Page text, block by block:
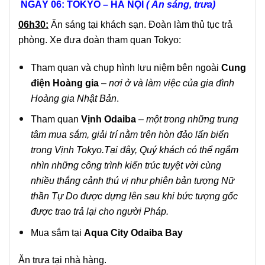
NGÀY 06: TOKYO – HÀ NỘI ( Ăn sáng, trưa)
06h30: Ăn sáng tại khách sạn. Đoàn làm thủ tục trả
phòng. Xe đưa đoàn tham quan Tokyo:
Tham quan và chụp hình lưu niệm bên ngoài Cung
điện Hoàng gia – nơi ở và làm việc của gia đình
Hoàng gia Nhật Bản.
Tham quan Vịnh Odaiba – một trong những trung
tâm mua sắm, giải trí nằm trên hòn đảo lấn biển
trong Vịnh Tokyo.Tại đây, Quý khách có thể ngắm
nhìn những công trình kiến trúc tuyệt vời cùng
nhiều thắng cảnh thú vị như phiên bản tượng Nữ
thần Tự Do được dựng lên sau khi bức tượng gốc
được trao trả lại cho người Pháp.
Mua sắm tại Aqua City Odaiba Bay
Ăn trưa tại nhà hàng.